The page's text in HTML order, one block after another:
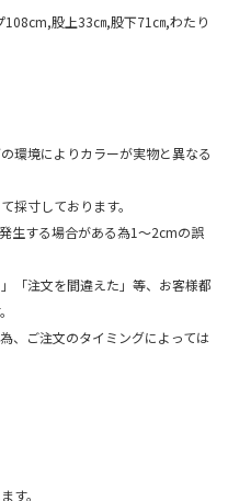
股上33㎝,股下71㎝,わたり
環境によりカラーが実物と異なる
採寸しております。
生する場合がある為1～2cmの誤
「注文を間違えた」等、お客様都
、ご注文のタイミングによっては
す。